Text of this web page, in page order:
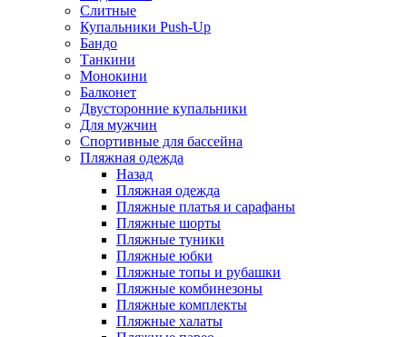
Слитные
Купальники Push-Up
Бандо
Танкини
Монокини
Балконет
Двусторонние купальники
Для мужчин
Спортивные для бассейна
Пляжная одежда
Назад
Пляжная одежда
Пляжные платья и сарафаны
Пляжные шорты
Пляжные туники
Пляжные юбки
Пляжные топы и рубашки
Пляжные комбинезоны
Пляжные комплекты
Пляжные халаты